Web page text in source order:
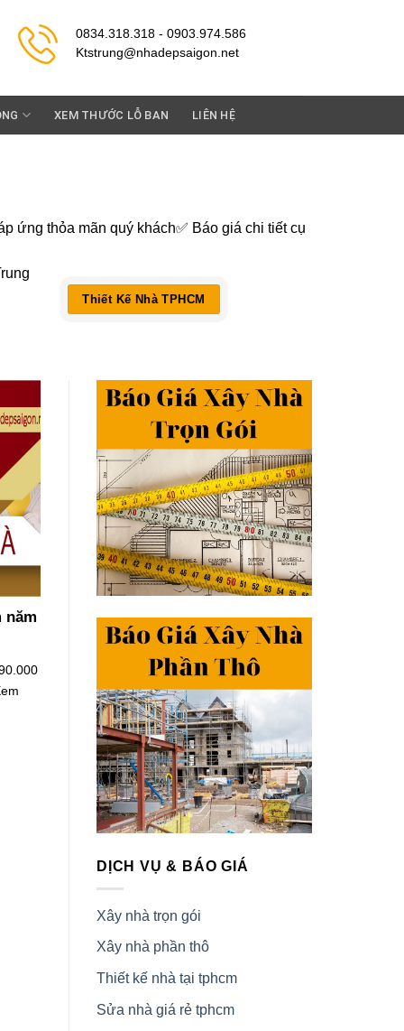
0834.318.318 - 0903.974.586
Ktstrung@nhadepsaigon.net
XEM THƯỚC LỖ BAN LIÊN HỆ
ứng thỏa mãn quý khách✅ Báo giá chi tiết cụ
Thiết Kế Nhà TPHCM
năm
DỊCH VỤ & BÁO GIÁ
Xây nhà trọn gói
Xây nhà phần thô
Thiết kế nhà tại tphcm
Sửa nhà giá rẻ tphcm